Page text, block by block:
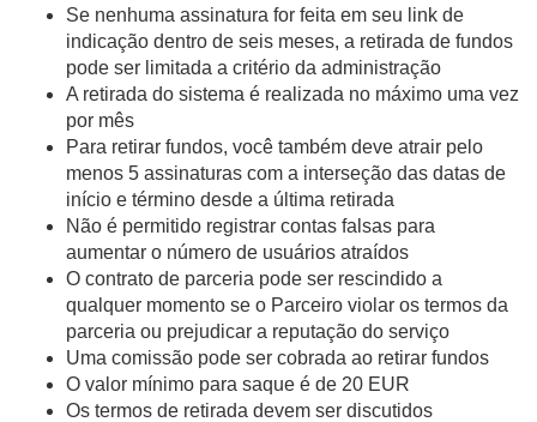
Se nenhuma assinatura for feita em seu link de
indicação dentro de seis meses, a retirada de fundos
pode ser limitada a critério da administração
A retirada do sistema é realizada no máximo uma vez
por mês
Para retirar fundos, você também deve atrair pelo
menos 5 assinaturas com a interseção das datas de
início e término desde a última retirada
Não é permitido registrar contas falsas para
aumentar o número de usuários atraídos
O contrato de parceria pode ser rescindido a
qualquer momento se o Parceiro violar os termos da
parceria ou prejudicar a reputação do serviço
Uma comissão pode ser cobrada ao retirar fundos
O valor mínimo para saque é de 20 EUR
Os termos de retirada devem ser discutidos